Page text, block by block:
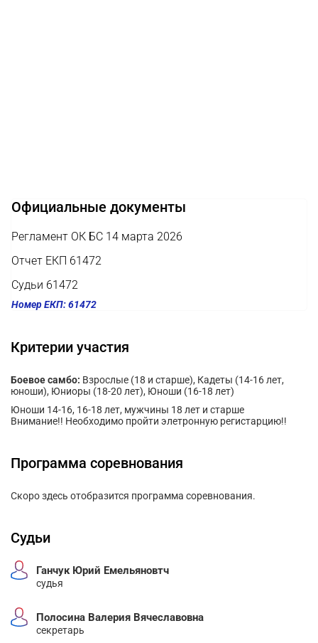
Официальные документы
Регламент ОК БС 14 марта 2026
Отчет ЕКП 61472
Судьи 61472
Номер ЕКП: 61472
Критерии участия
Боевое самбо: Взрослые (18 и старше), Кадеты (14-16 лет,
юноши), Юниоры (18-20 лет), Юноши (16-18 лет)
Юноши 14-16, 16-18 лет, мужчины 18 лет и старше
Внимание!! Необходимо пройти элетронную регистарцию!!
Программа соревнования
Скоро здесь отобразится программа соревнования.
Судьи
Ганчук Юрий Емельяновтч
судья
Полосина Валерия Вячеславовна
секретарь